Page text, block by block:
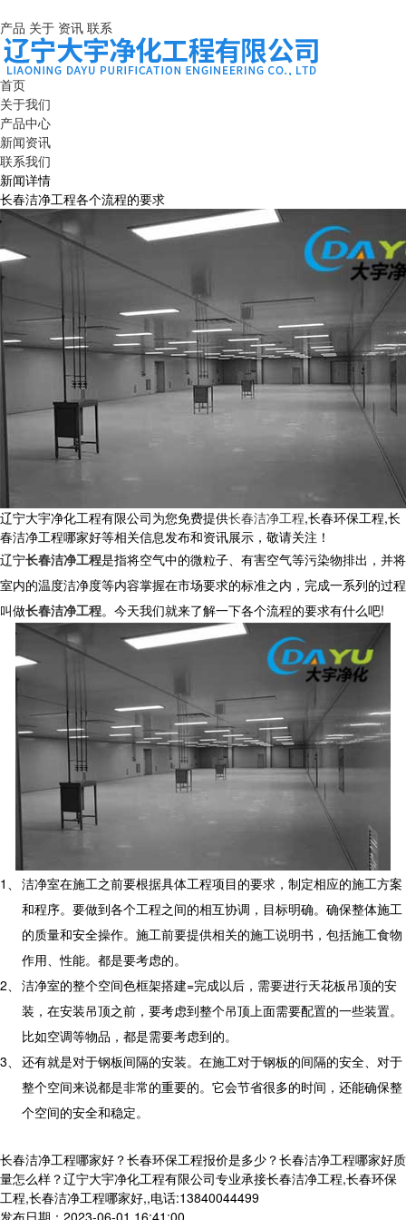
产品 关于 资讯 联系
首页
关于我们
产品中心
新闻资讯
联系我们
新闻详情
长春洁净工程各个流程的要求
辽宁大宇净化工程有限公司为您免费提供长春洁净工程,长春环保工程,长
春洁净工程哪家好等相关信息发布和资讯展示，敬请关注！
辽宁长春洁净工程是指将空气中的微粒子、有害空气等污染物排出，并将
室内的温度洁净度等内容掌握在市场要求的标准之内，完成一系列的过程
叫做长春洁净工程。今天我们就来了解一下各个流程的要求有什么吧!
1、 洁净室在施工之前要根据具体工程项目的要求，制定相应的施工方案
和程序。要做到各个工程之间的相互协调，目标明确。确保整体施工
的质量和安全操作。施工前要提供相关的施工说明书，包括施工食物
作用、性能。都是要考虑的。
2、 洁净室的整个空间色框架搭建=完成以后，需要进行天花板吊顶的安
装，在安装吊顶之前，要考虑到整个吊顶上面需要配置的一些装置。
比如空调等物品，都是需要考虑到的。
3、 还有就是对于钢板间隔的安装。在施工对于钢板的间隔的安全、对于
整个空间来说都是非常的重要的。它会节省很多的时间，还能确保整
个空间的安全和稳定。
长春洁净工程哪家好？长春环保工程报价是多少？长春洁净工程哪家好质
量怎么样？辽宁大宇净化工程有限公司专业承接长春洁净工程,长春环保
工程,长春洁净工程哪家好,,电话:13840044499
发布日期：2023-06-01 16:41:00